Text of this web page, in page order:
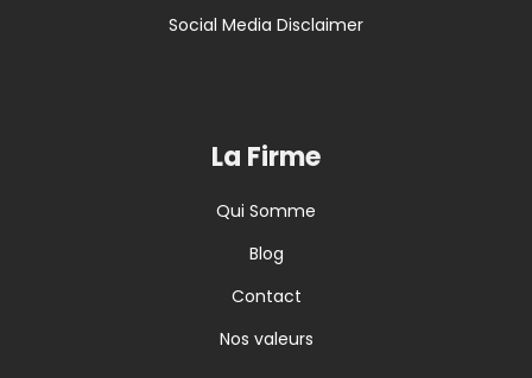
Social Media Disclaimer
La Firme
Qui Somme
Blog
Contact
Nos valeurs